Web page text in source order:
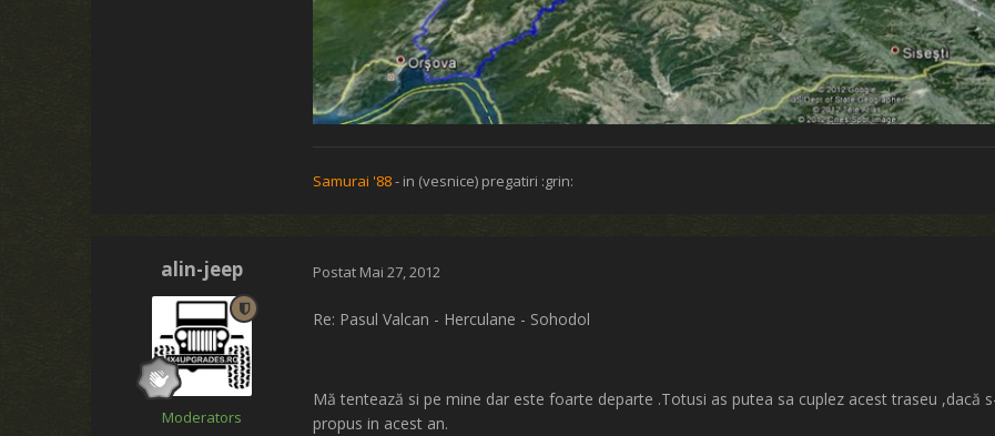
Samurai '88- in (vesnice) pregatiri :grin:
alin-jeep
Moderators
Postat Mai 27, 2012
Re: Pasul Valcan - Herculane - Sohodol
Mă tentează si pe mine dar este foarte departe .Totusi as putea sa cuplez acest traseu ,dacă
propus in acest an.